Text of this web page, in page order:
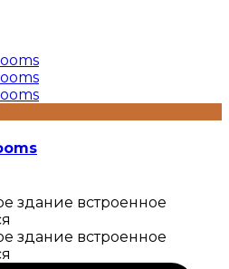
здание встроенное
здание встроенное